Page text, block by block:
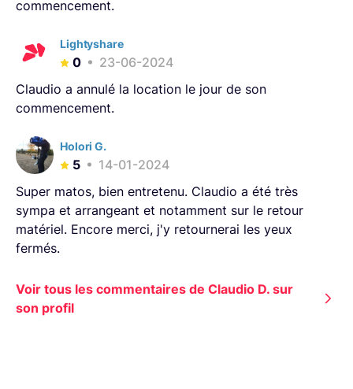
commencement.
Lightyshare
0
23-06-2024
Claudio a annulé la location le jour de son
commencement.
Holori G.
5
14-01-2024
Super matos, bien entretenu. Claudio a été très
sympa et arrangeant et notamment sur le retour
matériel. Encore merci, j'y retournerai les yeux
fermés.
Voir tous les commentaires de Claudio D. sur
son profil